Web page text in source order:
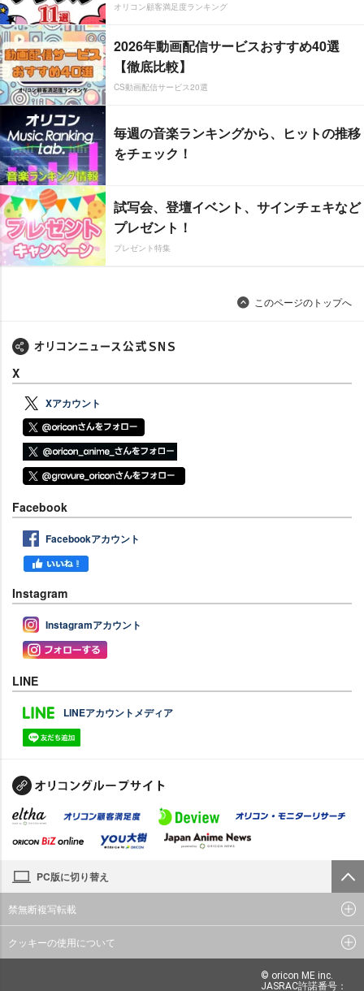
オリコン顧客満足度ランキング
2026年動画配信サービスおすすめ40選
【徹底比較】
CS動画配信サービス20選
毎週の音楽ランキングから、ヒットの推移
をチェック！
試写会、登壇イベント、サインチェキなど
プレゼント！
プレゼント特集
このページのトップへ
X
Xアカウント
Facebook
Facebookアカウント
Instagram
Instagramアカウント
LINE
LINEアカウントメディア
PC版に切り替え
禁無断複写転載
クッキーの使用について
© oricon ME inc.
JASRAC許諾番号：